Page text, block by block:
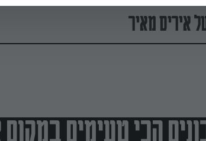
איריס מאיר